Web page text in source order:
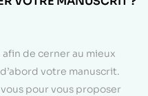
de cerner au mieux
votre manuscrit.
pour vous proposer